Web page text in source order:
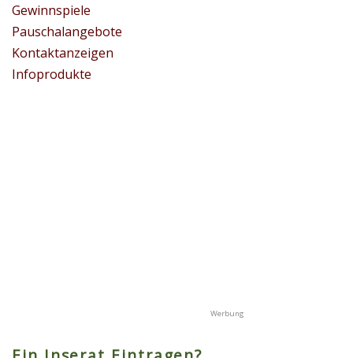
Gewinnspiele
Pauschalangebote
Kontaktanzeigen
Infoprodukte